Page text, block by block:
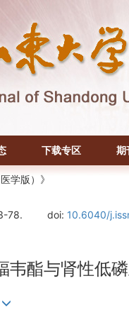
下载专区 期
学版）》
78. doi: 10.6040/
酯与肾性低